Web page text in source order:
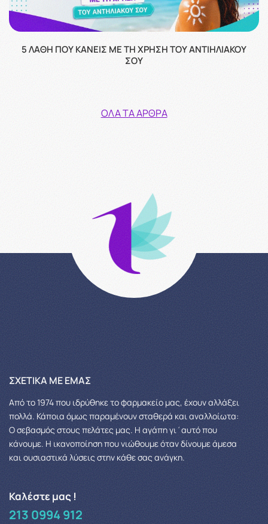
5 ΛΆΘΗ ΠΟΥ ΚΆΝΕΙΣ ΜΕ ΤΗ ΧΡΉΣΗ ΤΟΥ ΑΝΤΙΗΛΙΑΚΟΎ
ΣΟΥ
ΌΛΑ ΤΑ ΆΡΘΡΑ
ΣΧΕΤΙΚΆ ΜΕ ΕΜΆΣ
Από το 1974 που ιδρύθηκε το φαρμακείο μας, έχουν αλλάξει
πολλά. Κάποια όμως παραμένουν σταθερά και αναλλοίωτα:
Ο σεβασμός στους πελάτες μας. Η αγάπη γι΄αυτό που
κάνουμε. Η ικανοποίηση που νιώθουμε όταν δίνουμε άμεσα
και ουσιαστικά λύσεις στην κάθε σας ανάγκη.
Καλέστε μας !
213 0994 912